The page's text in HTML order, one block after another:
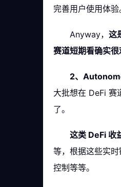
完善用户使用体验
Anyway， 这
赛道短期看确实很
2、
大批想在 DeFi 赛
了。
这类 DeFi 收
等，根据这些实
控制等等。